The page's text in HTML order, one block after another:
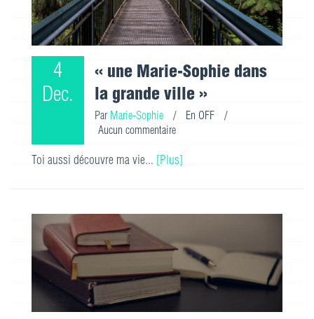
4
Dec.
« une Marie-Sophie dans
la grande ville »
Par Marie-Sophie / En OFF
/
Aucun commentaire
Toi aussi découvre ma vie... [Plus]